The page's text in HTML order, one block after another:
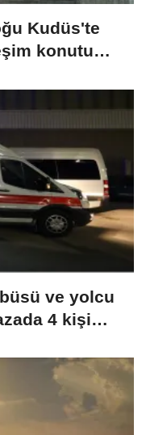
Kudüs'te
konutu
ve yolcu
4 kişi